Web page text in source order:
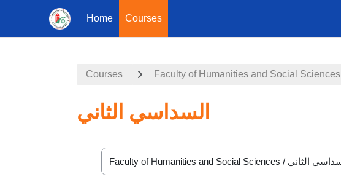
Home Courses
Courses Faculty of Humanities and Social Sciences
السداسي الثاني
Course categories